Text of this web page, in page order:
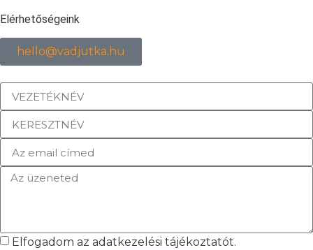
Elérhetőségeink
hello@vadjutka.hu
Elfogadom az adatkezelési tájékoztatót.